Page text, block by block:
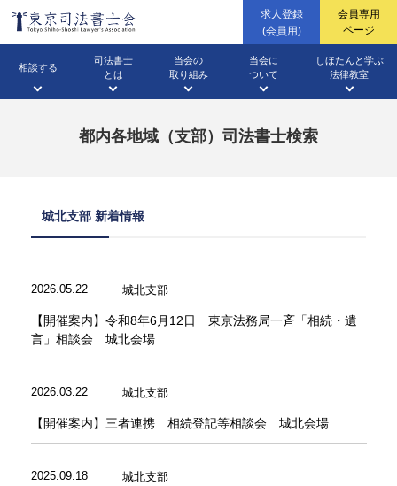
求人登録
(会員用)
会員専用
ページ
相談する
無料相談法律相談
（WEB・面談・電話・出張）
三多摩総合相談センター
当番司法書士 すてっき(調停センター)
司法書士
とは
成年後見
（商業登記）
当会の
取り組み
イベント開催案内・ 開催結果
当会に
ついて
パブリックコメント・意見書
東京司法書士会機構図
しほたんと学ぶ
法律教室
成年後見のこと
借金のこと
都内各地域（支部）司法書士検索
城北支部 新着情報
2026.05.22 城北支部
【開催案内】令和8年6月12日 東京法務局一斉「相続・遺
言」相談会 城北会場
2026.03.22 城北支部
【開催案内】三者連携 相続登記等相談会 城北会場
2025.09.18 城北支部